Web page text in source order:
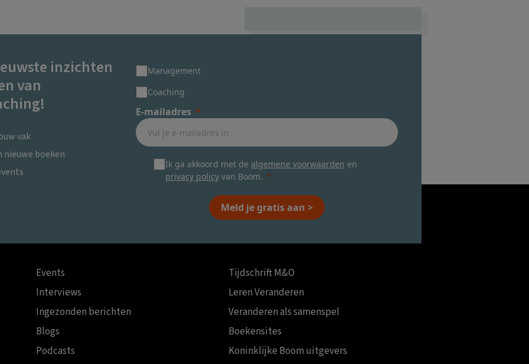
inzichten
van
vak
boeken
Management
Coaching
E-mailadres
Ik ga akkoord met de algemene voorwaarden en
privacy policy van Boom.
Meld je gratis aan >
Events
Interviews
Ingezonden berichten
Blogs
Podcasts
Tijdschrift M&O
Leren Veranderen
Veranderen als samenspel
Boekensites
Koninklijke Boom uitgevers